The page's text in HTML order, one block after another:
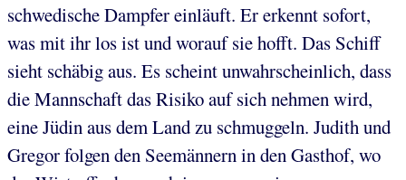
schwedische Dampfer einläuft. Er erkennt sofort,
was mit ihr los ist und worauf sie hofft. Das Schiff
sieht schäbig aus. Es scheint unwahrscheinlich, dass
die Mannschaft das Risiko auf sich nehmen wird,
eine Jüdin aus dem Land zu schmuggeln. Judith und
Gregor folgen den Seemännern in den Gasthof, wo